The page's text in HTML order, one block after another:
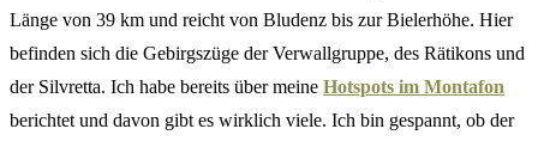
Länge von 39 km und reicht von Bludenz bis zur Bielerhöhe. Hier
befinden sich die Gebirgszüge der Verwallgruppe, des Rätikons und
der Silvretta. Ich habe bereits über meine Hotspots im Montafon
berichtet und davon gibt es wirklich viele. Ich bin gespannt, ob der